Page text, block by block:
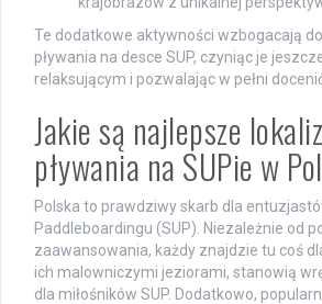
Te dodatkowe aktywności wzbogacają
pływania na desce SUP, czyniąc je
relaksującym i pozwalając w pełni
Jakie są najlepsze
pływania na SUPie w
Polska to prawdziwy skarb dla
Paddleboardingu (SUP). Niezależnie od
zaawansowania, każdy znajdzie tu coś
ich malowniczymi jeziorami, stanowią
dla miłośników SUP. Dodatkowo,